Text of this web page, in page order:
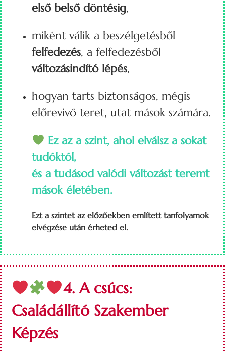
első belső döntésig,
miként válik a beszélgetésből
felfedezés, a felfedezésből
változásindító lépés,
hogyan tarts biztonságos, mégis
előrevivő teret, utat mások számára.
Ez az a szint, ahol elválsz a sokat
tudóktól,
és a tudásod valódi változást teremt
mások életében.
Ezt a szintet az előzőekben említett tanfolyamok
elvégzése után érheted el.
4. A csúcs:
Családállító Szakember
Képzés